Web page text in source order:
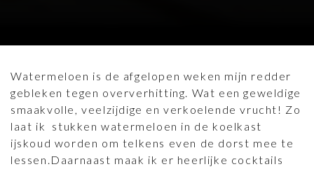
Watermeloen is de afgelopen weken mijn redder
gebleken tegen oververhitting. Wat een geweldige
smaakvolle, veelzijdige en verkoelende vrucht! Zo
laat ik stukken watermeloen in de koelkast
ijskoud worden om telkens even de dorst mee te
lessen.Daarnaast maak ik er heerlijke cocktails